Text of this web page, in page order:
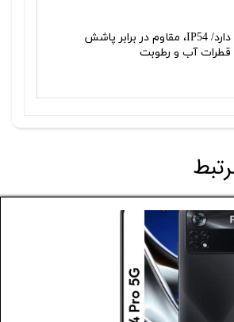
دارد/ IP54، مقاوم در برابر پاشش
قطرات آب و رطوبت